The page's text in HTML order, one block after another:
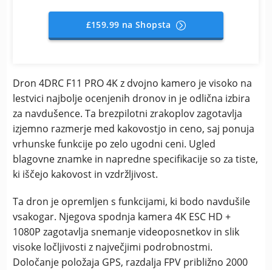
£159.99 na Shopsta
Dron 4DRC F11 PRO 4K z dvojno kamero je visoko na
lestvici najbolje ocenjenih dronov in je odlična izbira
za navdušence. Ta brezpilotni zrakoplov zagotavlja
izjemno razmerje med kakovostjo in ceno, saj ponuja
vrhunske funkcije po zelo ugodni ceni. Ugled
blagovne znamke in napredne specifikacije so za tiste,
ki iščejo kakovost in vzdržljivost.
Ta dron je opremljen s funkcijami, ki bodo navdušile
vsakogar. Njegova spodnja kamera 4K ESC HD +
1080P zagotavlja snemanje videoposnetkov in slik
visoke ločljivosti z največjimi podrobnostmi.
Določanje položaja GPS, razdalja FPV približno 2000